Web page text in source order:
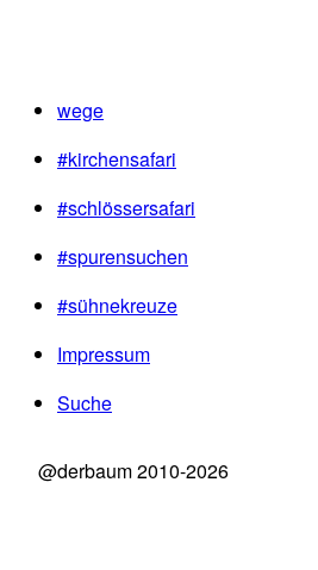
wege
#kirchensafari
#schlössersafari
#spurensuchen
#sühnekreuze
Impressum
Suche
@derbaum 2010-2026